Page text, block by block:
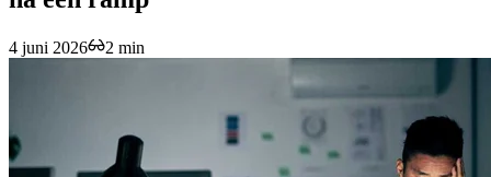
4 juni 2026 2 min